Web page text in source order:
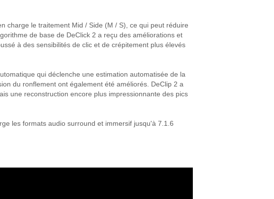
charge le traitement Mid / Side (M / S), ce qui peut réduire
de base de DeClick 2 a reçu des améliorations et
à des sensibilités de clic et de crépitement plus élevés
qui déclenche une estimation automatisée de la
du ronflement ont également été améliorés. DeClip 2 a
une reconstruction encore plus impressionnante des pics
les formats audio surround et immersif jusqu'à 7.1.6